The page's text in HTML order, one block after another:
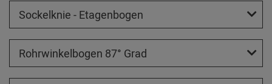
Sockelknie - Etagenbogen
Rohrwinkelbogen 87° Grad